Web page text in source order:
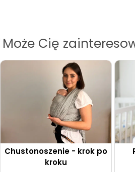
Może Cię
Chustonoszenie - krok po
kroku